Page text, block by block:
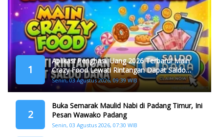
1
Aplikasi Penghasil Uang 2026 Terbaru! Main
Crazy Food Lewati Rintangan Dapat Saldo
Dana
Senin, 03 Agustus 2026, 09:39 WIB
2
Buka Semarak Maulid Nabi di Padang Timur, Ini
Pesan Wawako Padang
Senin, 03 Agustus 2026, 07:30 WIB